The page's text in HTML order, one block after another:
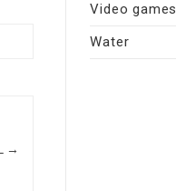
→
Video games
Water